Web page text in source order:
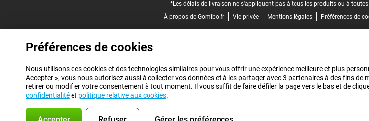
*Les délais de livraison ne s'appliquent pas à tous les produits ou à
À propos de Gomibo.fr
Vie privée Mentions légales Préférences de
Préférences de cookies
Nous utilisons des cookies et des technologies similaires pour vous offrir une expérience meilleure et plus
Accepter », vous nous autorisez aussi à collecter vos données et à les partager avec 3 partenaires à des fins
retirer ou modifier votre consentement à tout moment. Il vous suffit de faire défiler la page vers le bas et de
confidentialitéet politique relative aux cookies.